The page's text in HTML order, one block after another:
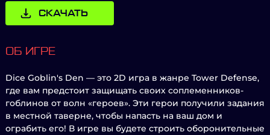
СКАЧАТЬ
ОБ ИГРЕ
Dice Goblin's Den — это 2D игра в жанре Tower Defense,
где вам предстоит защищать своих соплеменников-
гоблинов от волн «героев». Эти герои получили задания
в местной таверне, чтобы напасть на ваш дом и
ограбить его! В игре вы будете строить оборонительные